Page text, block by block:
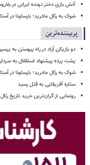
آتش بازی دختر دونده ایرانی در
شوک به رئال مادرید؛ بارسلونا در
پربیننده‌ترین
دو بازیکن آزاد در راه پیوستن به
پشت پرده پیشنهاد استقلال به
شوک به رئال مادرید؛ بارسلونا در
ستاره آفریقایی به قتل رسید
رونمایی از گران‌ترین خرید تاریخ